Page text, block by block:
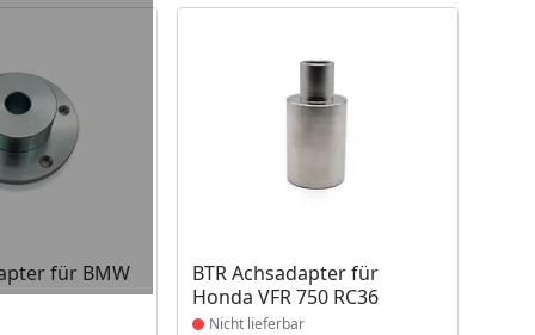
für BMW
BTR Achsadapter für
Honda VFR 750 RC36
Produkt nicht lieferbar
Nicht lieferbar